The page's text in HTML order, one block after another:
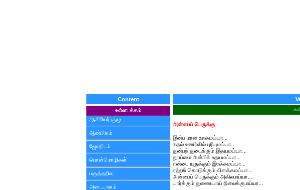
Content
உள்ளடக்கம்
ஆசிரியர் குழு
ஆன்மிகம்
ஜோதிடம்
பொன்மொழிகள்
பகுத்தறிவு
அடையாளம்
அன்பைப் பெருக்கு
இன்ப மான உலகமய்யா...
ஈதல் உணர்வில் புரியுமய்யா...
துன்பந் துடைக்கும் இதயமய்யா...
தூய்மை அன்பில் உதயமய்யா...
என்பை யுருக்கும் இரக்கமய்யா...
ஏற்றங் கொடுக்கும் விளக்கமய்யா...
அன்பைப் பெருக்கும் அகிலமய்யா...
யார்க்கும் துணையாய் நிலைக்குமய்யா...